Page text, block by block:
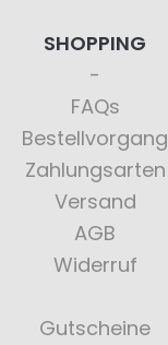
SHOPPING
FAQs
Bestellvorgang
Zahlungsarten
Versand
AGB
Widerruf
Gutscheine